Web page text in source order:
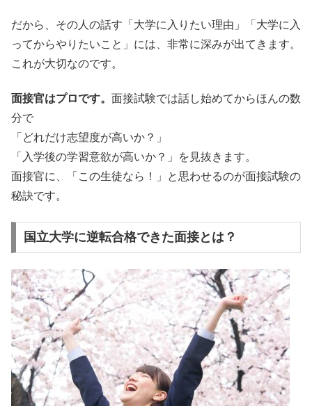
だから、その人の話す「大学に入りたい理由」「大学に入
ってからやりたいこと」には、非常に深みが出てきます。
これが大切なのです。
面接官はプロです。 面接試験では話し始めてからほんの数
分で
「どれだけ志望度が高いか？」
「入学後の学習意欲が高いか？」を見抜きます。
面接官に、
「この生徒なら！」と思わせるのが面接試験の
秘訣です。
国立大学に逆転合格できた面接とは？